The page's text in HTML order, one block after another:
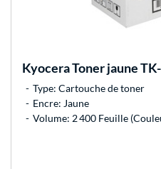
KyoceraToner jaune
Type: Cartouche de toner
Encre: Jaune
Volume: 2 400 Feuille